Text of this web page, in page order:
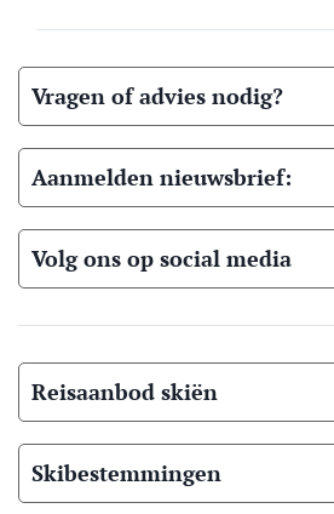
Vragen of advies nodig?
Aanmelden nieuwsbrief:
Volg ons op social media
Reisaanbod skiën
Skibestemmingen